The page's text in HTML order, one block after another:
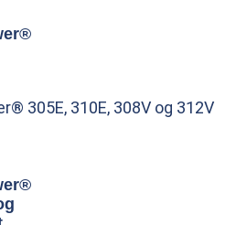
305E, 310E, 308V og 312V